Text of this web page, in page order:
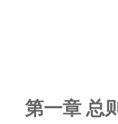
第一章 总